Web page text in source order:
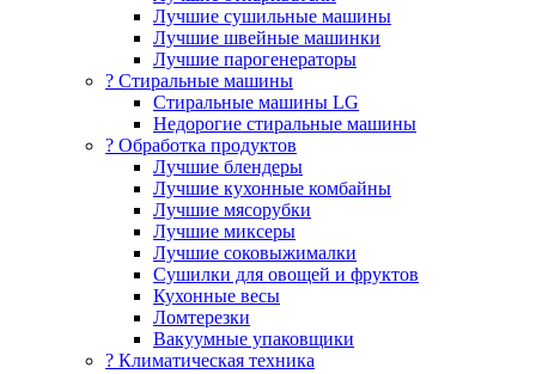
Лучшие сушильные машины
Лучшие швейные машинки
Лучшие парогенераторы
? Стиральные машины
Стиральные машины LG
Недорогие стиральные машины
? Обработка продуктов
Лучшие блендеры
Лучшие кухонные комбайны
Лучшие мясорубки
Лучшие миксеры
Лучшие соковыжималки
Сушилки для овощей и фруктов
Кухонные весы
Ломтерезки
Вакуумные упаковщики
?️ Климатическая техника